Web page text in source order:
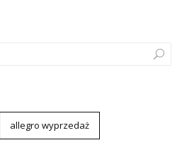
allegro wyprzedaż